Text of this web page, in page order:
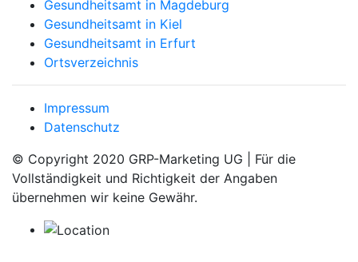
Gesundheitsamt in Magdeburg
Gesundheitsamt in Kiel
Gesundheitsamt in Erfurt
Ortsverzeichnis
Impressum
Datenschutz
© Copyright 2020 GRP-Marketing UG | Für die
Vollständigkeit und Richtigkeit der Angaben
übernehmen wir keine Gewähr.